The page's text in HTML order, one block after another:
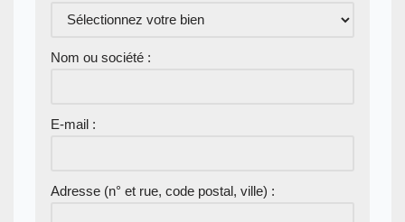
Nom ou société :
E-mail :
Adresse (n° et rue, code postal, ville) :